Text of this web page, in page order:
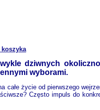
dziwnych
wyborami.
życie od pierwszego
Często impuls do